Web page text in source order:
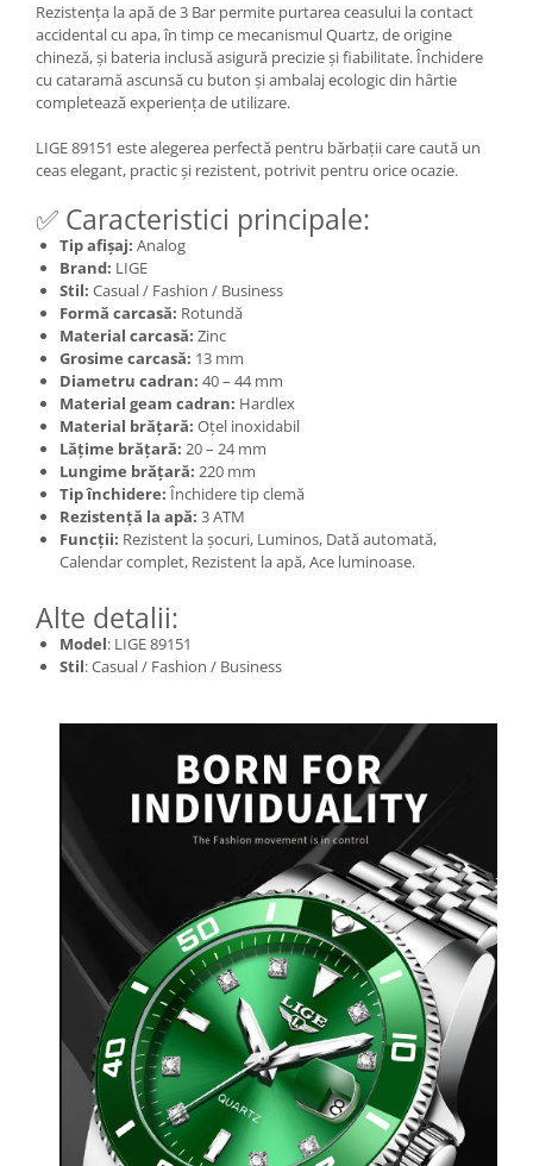
Rezistența la apă de 3 Bar permite purtarea ceasului la contact
accidental cu apa, în timp ce mecanismul Quartz, de origine
chineză, și bateria inclusă asigură precizie și fiabilitate. Închidere
cu cataramă ascunsă cu buton și ambalaj ecologic din hârtie
completează experiența de utilizare.
LIGE 89151 este alegerea perfectă pentru bărbații care caută un
ceas elegant, practic și rezistent, potrivit pentru orice ocazie.
✅ Caracteristici principale:
Tip afișaj: Analog
Brand: LIGE
Stil: Casual / Fashion / Business
Formă carcasă: Rotundă
Material carcasă: Zinc
Grosime carcasă: 13 mm
Diametru cadran: 40 – 44 mm
Material geam cadran: Hardlex
Material brățară: Oțel inoxidabil
Lățime brățară: 20 – 24 mm
Lungime brățară: 220 mm
Tip închidere: Închidere tip clemă
Rezistență la apă: 3 ATM
Funcții: Rezistent la șocuri, Luminos, Dată automată,
Calendar complet, Rezistent la apă, Ace luminoase.
Alte detalii:
Model: LIGE 89151
Stil: Casual / Fashion / Business